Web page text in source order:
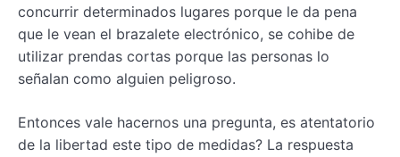
concurrir determinados lugares porque le da pena
que le vean el brazalete electrónico, se cohibe de
utilizar prendas cortas porque las personas lo
señalan como alguien peligroso.
Entonces vale hacernos una pregunta, es atentatorio
de la libertad este tipo de medidas? La respuesta